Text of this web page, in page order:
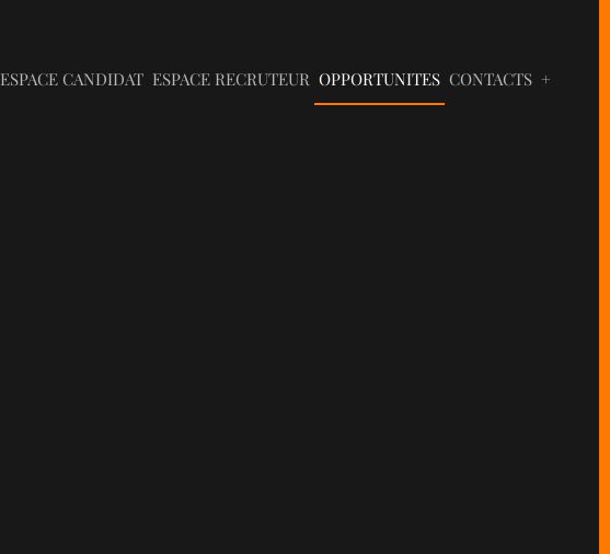
ESPACE CANDIDAT ESPACE RECRUTEUR OPPORTUNITES CONTACTS +